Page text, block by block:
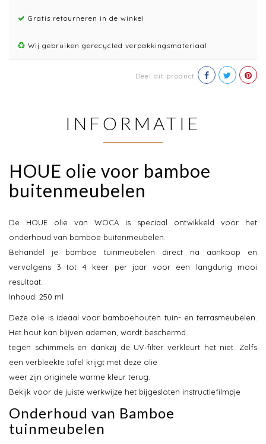
Gratis retourneren in de winkel
Wij gebruiken gerecycled verpakkingsmateriaal
Deel dit product
INFORMATIE
HOUE olie voor bamboe
buitenmeubelen
De HOUE olie van WOCA is speciaal ontwikkeld voor het
onderhoud van bamboe buitenmeubelen.
Behandel je bamboe tuinmeubelen direct na aankoop en
vervolgens 3 tot 4 keer per jaar voor een langdurig mooi
resultaat.
Inhoud: 250 ml
Deze olie is ideaal voor bamboehouten tuin- en terrasmeubelen.
Het hout kan blijven ademen, wordt beschermd
tegen schimmels en dankzij de UV‑filter verkleurt het niet. Zelfs
een verbleekte tafel krijgt met deze olie
weer zijn originele warme kleur terug.
Bekijk voor de juiste werkwijze het bijgesloten instructiefilmpje
Onderhoud van Bamboe
tuinmeubelen